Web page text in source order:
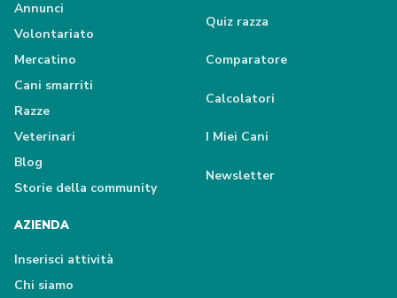
Annunci
Volontariato
Mercatino
Cani smarriti
Razze
Veterinari
Blog
Storie della community
Quiz razza
Comparatore
Calcolatori
I Miei Cani
Newsletter
AZIENDA
Inserisci attività
Chi siamo